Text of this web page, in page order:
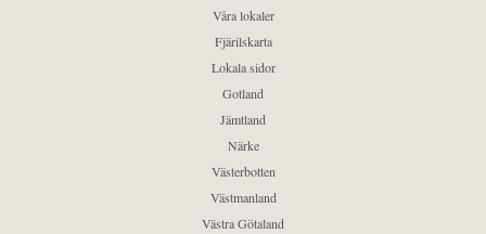
Våra lokaler
Fjärilskarta
Lokala sidor
Gotland
Jämtland
Närke
Västerbotten
Västmanland
Västra Götaland